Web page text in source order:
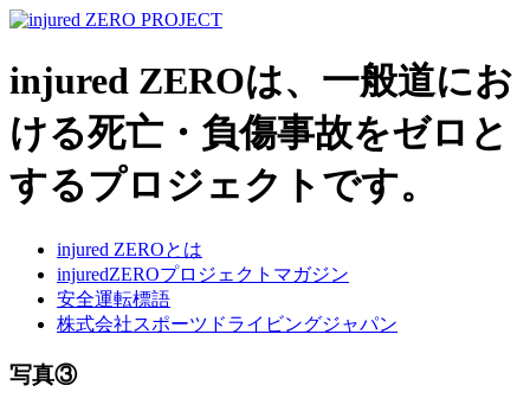
injured ZEROは、一般道にお
ける死亡・負傷事故をゼロと
するプロジェクトです。
injured ZEROとは
injuredZEROプロジェクトマガジン
安全運転標語
株式会社スポーツドライビングジャパン
写真③